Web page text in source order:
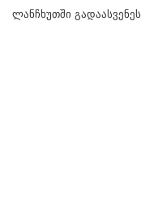
ლანჩხუთში გადაასვენეს.